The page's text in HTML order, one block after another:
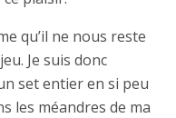
qu’il ne nous reste
Je suis donc
set entier en si peu
les méandres de ma